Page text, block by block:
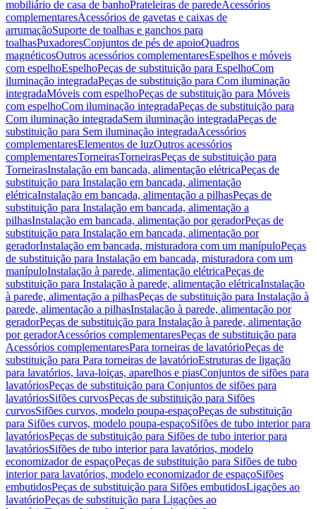
mobiliário de casa de banhoPrateleiras de paredeAcessórios
complementaresAcessórios de gavetas e caixas de
arrumaçãoSuporte de toalhas e ganchos para
toalhasPuxadoresConjuntos de pés de apoioQuadros
magnéticosOutros acessórios complementaresEspelhos e móveis
com espelhoEspelhoPeças de substituição para EspelhoCom
iluminação integradaPeças de substituição para Com iluminação
integradaMóveis com espelhoPeças de substituição para Móveis
com espelhoCom iluminação integradaPeças de substituição para
Com iluminação integradaSem iluminação integradaPeças de
substituição para Sem iluminação integradaAcessórios
complementaresElementos de luzOutros acessórios
complementaresTorneirasTorneirasPeças de substituição para
TorneirasInstalação em bancada, alimentação elétricaPeças de
substituição para Instalação em bancada, alimentação
elétricaInstalação em bancada, alimentação a pilhasPeças de
substituição para Instalação em bancada, alimentação a
pilhasInstalação em bancada, alimentação por geradorPeças de
substituição para Instalação em bancada, alimentação por
geradorInstalação em bancada, misturadora com um manípuloPeças
de substituição para Instalação em bancada, misturadora com um
manípuloInstalação à parede, alimentação elétricaPeças de
substituição para Instalação à parede, alimentação elétricaInstalação
à parede, alimentação a pilhasPeças de substituição para Instalação à
parede, alimentação a pilhasInstalação à parede, alimentação por
geradorPeças de substituição para Instalação à parede, alimentação
por geradorAcessórios complementaresPeças de substituição para
Acessórios complementaresPara torneiras de lavatórioPeças de
substituição para Para torneiras de lavatórioEstruturas de ligação
para lavatórios, lava-loiças, aparelhos e piasConjuntos de sifões para
lavatóriosPeças de substituição para Conjuntos de sifões para
lavatóriosSifões curvosPeças de substituição para Sifões
curvosSifões curvos, modelo poupa-espaçoPeças de substituição
para Sifões curvos, modelo poupa-espaçoSifões de tubo interior para
lavatóriosPeças de substituição para Sifões de tubo interior para
lavatóriosSifões de tubo interior para lavatórios, modelo
economizador de espaçoPeças de substituição para Sifões de tubo
interior para lavatórios, modelo economizador de espaçoSifões
embutidosPeças de substituição para Sifões embutidosLigações ao
lavatórioPeças de substituição para Ligações ao